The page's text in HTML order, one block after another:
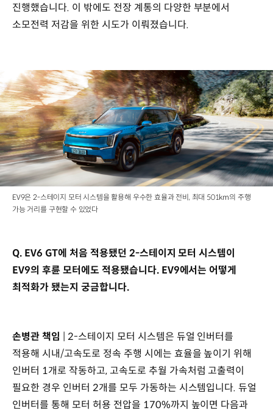
진행했습니다. 이 밖에도 전장 계통의 다양한 부분에서
소모전력 저감을 위한 시도가 이뤄졌습니다.
EV9은 2-스테이지 모터 시스템을 활용해 우수한 효율과 전비, 최대 501km의 주행
가능 거리를 구현할 수 있었다
Q. EV6 GT에 처음 적용됐던 2-스테이지 모터 시스템이
EV9의 후륜 모터에도 적용됐습니다. EV9에서는 어떻게
최적화가 됐는지 궁금합니다.
손병관 책임 | 2-스테이지 모터 시스템은 듀얼 인버터를
적용해 시내/고속도로 정속 주행 시에는 효율을 높이기 위해
인버터 1개로 작동하고, 고속도로 추월 가속처럼 고출력이
필요한 경우 인버터 2개를 모두 가동하는 시스템입니다. 듀얼
인버터를 통해 모터 허용 전압을 170%까지 높이면 다음과